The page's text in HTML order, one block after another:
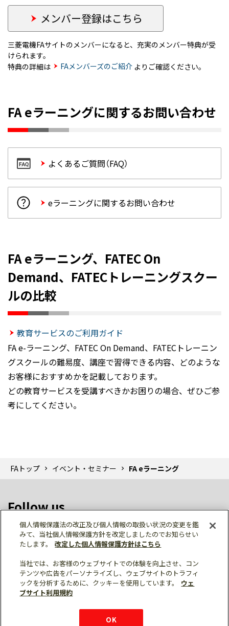
メンバー登録はこちら
三菱電機FAサイトのメンバーになると、充実のメンバー特典が受
けられます。
特典の詳細は
FAメンバーズのご紹介よりご確認ください。
FA eラーニングに関するお問い合わせ
よくあるご質問（FAQ）
eラーニングに関するお問い合わせ
FA eラーニング、FATEC On
Demand、FATECトレーニングスクー
ルの比較
教育サービスのご利用ガイド
FA e-ラーニング、FATEC On Demand、FATECトレーニン
グスクールの難易度、講座で習得できる内容、どのような
お客様におすすめかを記載しております。
どの教育サービスを受講すべきかお困りの場合、ぜひご参
考にしてください。
FAトップ イベント・セミナー FA eラーニング
Follow us
個人情報保護 利用規約
ご利用にあたって
サイトマップ
三菱電機トップ
© Mitsubishi Electric Corporation
個人情報保護法の改正及び個人情報の取扱い状況の変更を鑑
みて、当社個人情報保護方針を改定しましたのでお知らせい
たします。
改定した個人情報保護方針はこちら
当社では、お客様のウェブサイトでの体験を向上させ、コン
テンツや広告をパーソナライズし、ウェブサイトのトラフィ
ックを分析するために、クッキーを使用しています。
ウェ
ブサイト利用規約
OK
チャットサービス